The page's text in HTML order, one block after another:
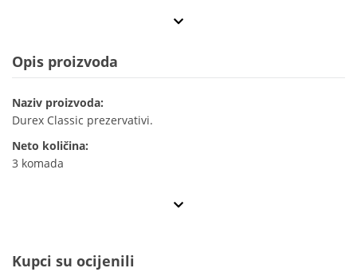
Opis proizvoda
Naziv proizvoda:
Durex Classic prezervativi.
Neto količina:
3 komada
Kupci su ocijenili